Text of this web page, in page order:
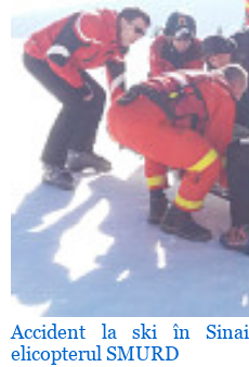
Accident la ski în
elicopterul SMURD